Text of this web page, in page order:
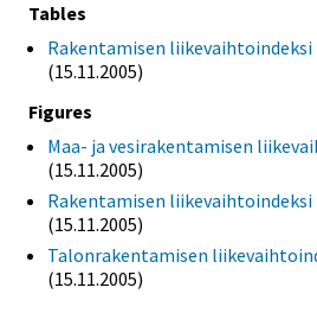
Tables
Rakentamisen liikevaihtoindeksi
(15.11.2005)
Figures
Maa- ja vesirakentamisen
(15.11.2005)
Rakentamisen liikevaihtoindeksi
(15.11.2005)
Talonrakentamisen
(15.11.2005)